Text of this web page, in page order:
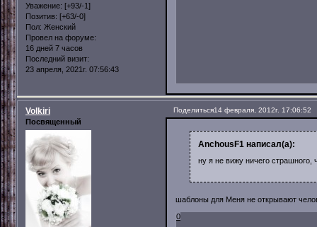
Уважение: [+93/-1]
Позитив: [+63/-0]
Пол: Женский
Провел на форуме:
16 дней 7 часов
Последний визит:
23 апреля, 2021г. 07:56:43
Поделиться14 февраля, 2012г. 17:06:52
Volkiri
Посвященный
AnchousF1 написал(а):
ну я не вижу ничего
шаблоны для Меня не открывают
0